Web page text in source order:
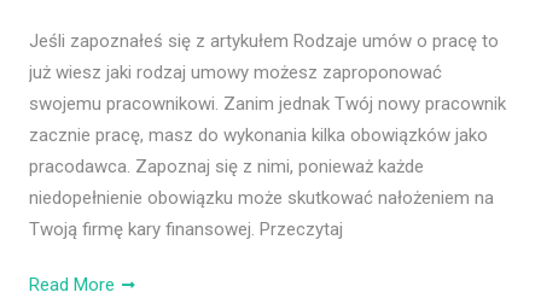
Jeśli zapoznałeś się z artykułem Rodzaje umów o pracę to
już wiesz jaki rodzaj umowy możesz zaproponować
swojemu pracownikowi. Zanim jednak Twój nowy pracownik
zacznie pracę, masz do wykonania kilka obowiązków jako
pracodawca. Zapoznaj się z nimi, ponieważ każde
niedopełnienie obowiązku może skutkować nałożeniem na
Twoją firmę kary finansowej. Przeczytaj
Read More